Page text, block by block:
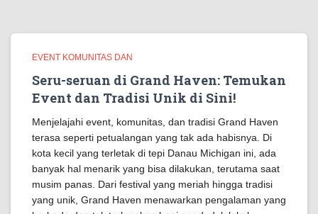
EVENT KOMUNITAS DAN
Seru-seruan di Grand Haven: Temukan
Event dan Tradisi Unik di Sini!
Menjelajahi event, komunitas, dan tradisi Grand Haven
terasa seperti petualangan yang tak ada habisnya. Di
kota kecil yang terletak di tepi Danau Michigan ini, ada
banyak hal menarik yang bisa dilakukan, terutama saat
musim panas. Dari festival yang meriah hingga tradisi
yang unik, Grand Haven menawarkan pengalaman yang